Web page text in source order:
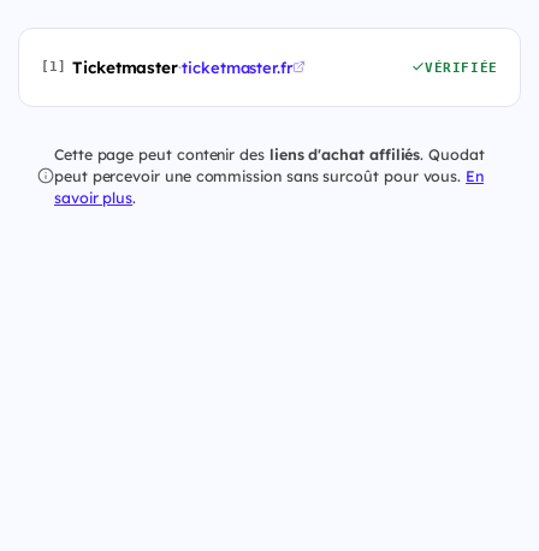
[1] Ticketmaster·ticketmaster.fr VÉRIFIÉE
Cette page peut contenir des liens d'achat affiliés. Quodat
peut percevoir une commission sans surcoût pour vous. En
savoir plus.